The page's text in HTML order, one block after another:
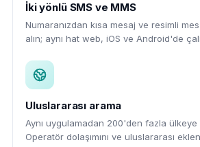
İki yönlü SMS ve MMS
Numaranızdan kısa mesaj ve resimli
alın; aynı hat web, iOS ve Android'de
Uluslararası arama
Aynı uygulamadan 200'den fazla ülkeye
Operatör dolaşımını ve uluslararası